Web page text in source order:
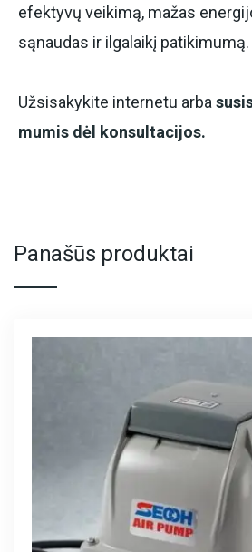
efektyvų veikimą, mažas
sąnaudas ir ilgalaikį patikimumą.
Užsisakykite internetu arba
mumis dėl konsultacijos.
Panašūs produktai